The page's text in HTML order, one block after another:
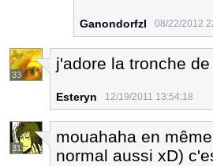
Ganondorfzl 08/22/2012
33
j'adore la tronche
Esteryn 12/19/2011 13:54:18
31
mouahaha en
normal aussi xD)